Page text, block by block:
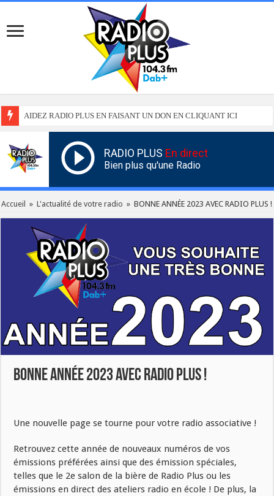
AIDEZ RADIO PLUS EN FAISANT UN DON EN CLIQUANT ICI
RADIO PLUS En direct
Bien plus qu'une Radio
Accueil » L'actualité de votre radio » BONNE ANNÉE 2023 AVEC RADIO PLUS !
BONNE ANNÉE 2023 AVEC RADIO PLUS !
Une nouvelle page se tourne pour votre radio associative !
Retrouvez cette année de nouveaux numéros de vos
émissions préférées ainsi que des émission spéciales,
telles que le 2e salon de la bière de Radio Plus ou les
émissions en direct des ateliers radio en école ! De plus, la